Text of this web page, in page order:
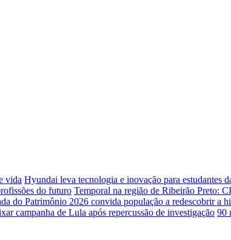
vida Hyundai leva tecnologia e inovação para estudantes
do futuro Temporal na região de Ribeirão Preto:
do Patrimônio 2026 convida população a redescobrir a
campanha de Lula após repercussão de investigação 90